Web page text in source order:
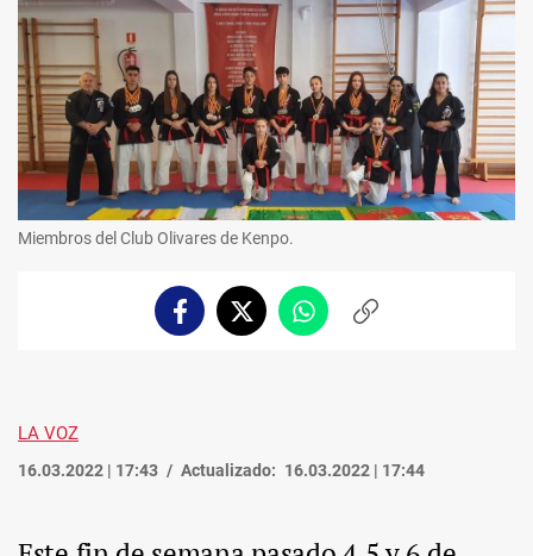
Miembros del Club Olivares de Kenpo.
FacebookTwitterWhatsappCopiar
LA VOZ
16.03.2022 | 17:43 Actualizado: 16.03.2022 | 17:44